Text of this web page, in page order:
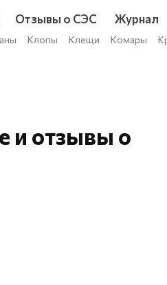
Отзывы о СЭС Журнал
Клопы Клещи Комары
и отзывы о